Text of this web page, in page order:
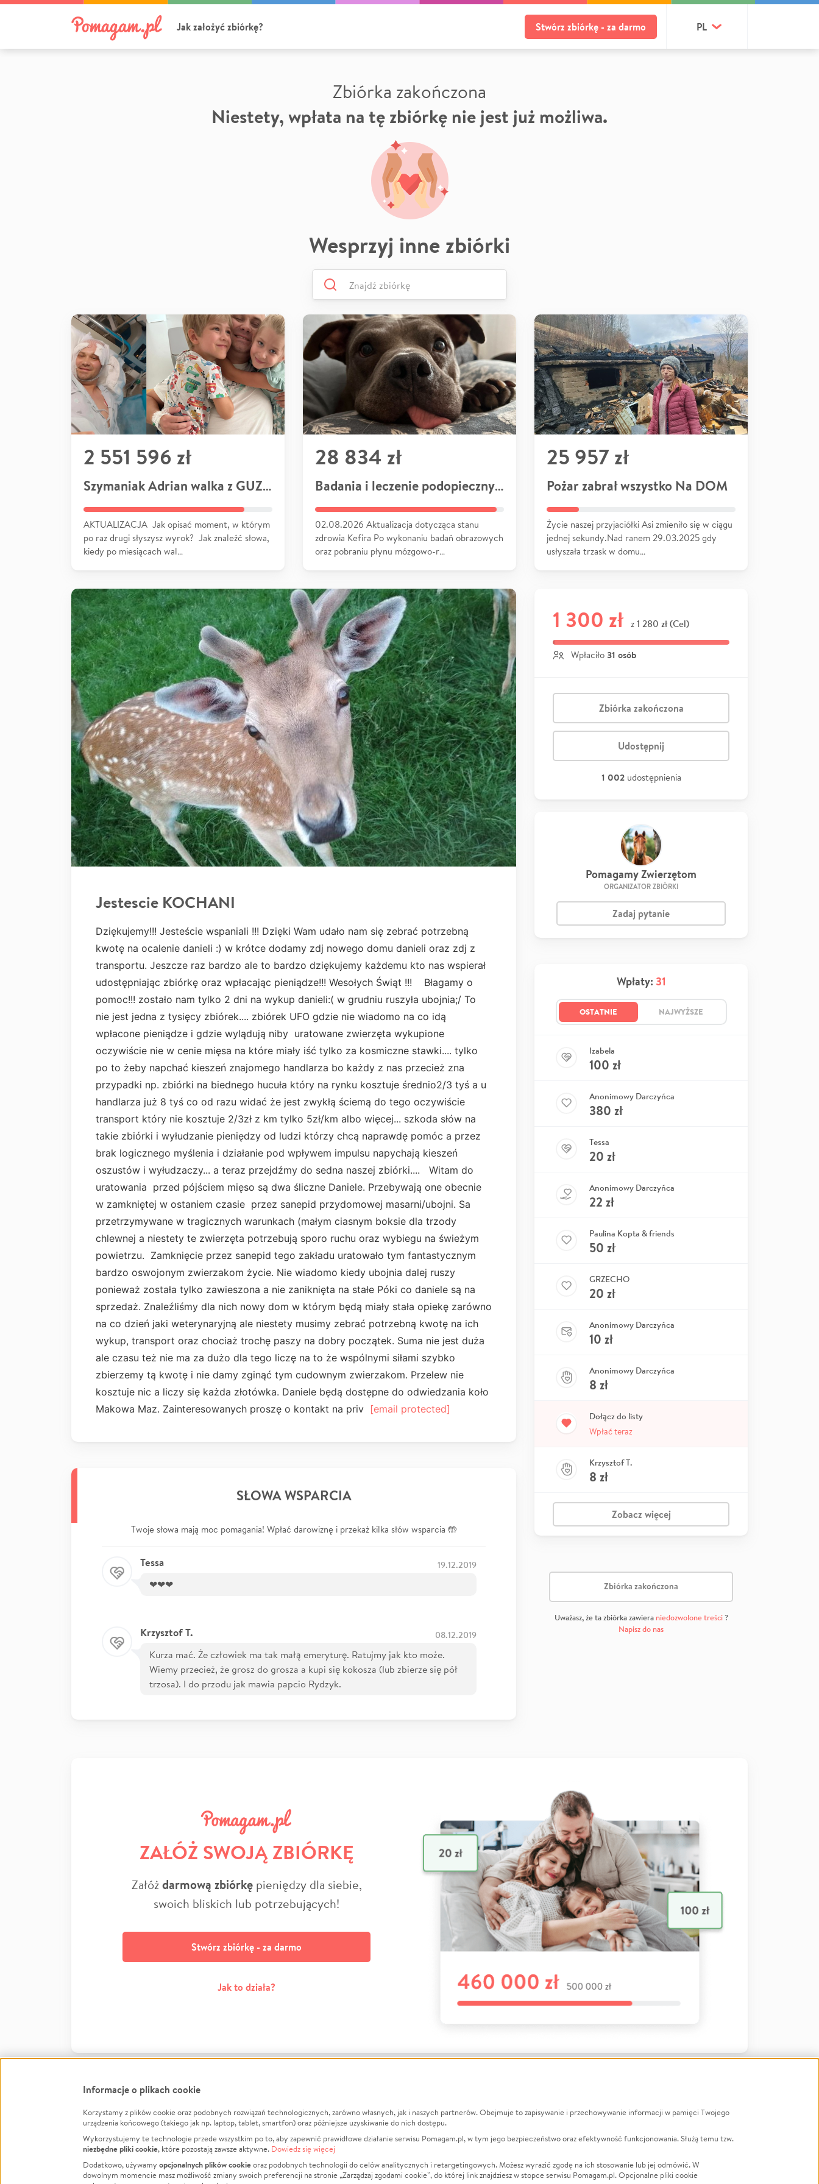
Jak założyć zbiórkę? Stwórz zbiórkę - za darmo PL
Zbiórka zakończona
Niestety, wpłata na tę zbiórkę nie jest już możliwa.
Wesprzyj inne zbiórki
2 551 596 zł
Szymaniak Adrian walka z GUZEM
AKTUALIZACJA Jak opisać moment, w którym
po raz drugi słyszysz wyrok? Jak znaleźć słowa,
kiedy po miesiącach wal…
28 834 zł
Badania i leczenie podopiecznych
02.08.2026 Aktualizacja dotycząca stanu
zdrowia Kefira Po wykonaniu badań obrazowych
oraz pobraniu płynu mózgowo-r…
25 957 zł
Pożar zabrał wszystko Na DOM
Życie naszej przyjaciółki Asi zmieniło się w ciągu
jednej sekundy.Nad ranem 29.03.2025 gdy
usłyszała trzask w domu…
Jestescie KOCHANI
Dziękujemy!!! Jesteście wspaniali !!! Dzięki Wam udało nam się zebrać potrzebną
kwotę na ocalenie danieli :) w krótce dodamy zdj nowego domu danieli oraz zdj z
transportu. Jeszcze raz bardzo ale to bardzo dziękujemy każdemu kto nas wspierał
udostępniając zbiórkę oraz wpłacając pieniądze!!! Wesołych Świąt !!! Błagamy o
pomoc!!! zostało nam tylko 2 dni na wykup danieli:( w grudniu ruszyła ubojnia;/ To
nie jest jedna z tysięcy zbiórek.... zbiórek UFO gdzie nie wiadomo na co idą
wpłacone pieniądze i gdzie wylądują niby uratowane zwierzęta wykupione
oczywiście nie w cenie mięsa na które miały iść tylko za kosmiczne stawki.... tylko
po to żeby napchać kieszeń znajomego handlarza bo każdy z nas przecież zna
przypadki np. zbiórki na biednego hucuła który na rynku kosztuje średnio2/3 tyś a u
handlarza już 8 tyś co od razu widać że jest zwykłą ściemą do tego oczywiście
transport który nie kosztuje 2/3zł z km tylko 5zł/km albo więcej... szkoda słów na
takie zbiórki i wyłudzanie pieniędzy od ludzi którzy chcą naprawdę pomóc a przez
brak logicznego myślenia i działanie pod wpływem impulsu napychają kieszeń
oszustów i wyłudzaczy... a teraz przejdźmy do sedna naszej zbiórki.... Witam do
uratowania przed pójściem mięso są dwa śliczne Daniele. Przebywają one obecnie
w zamkniętej w ostaniem czasie przez sanepid przydomowej masarni/ubojni. Sa
przetrzymywane w tragicznych warunkach (małym ciasnym boksie dla trzody
chlewnej a niestety te zwierzęta potrzebują sporo ruchu oraz wybiegu na świeżym
powietrzu. Zamknięcie przez sanepid tego zakładu uratowało tym fantastycznym
bardzo oswojonym zwierzakom życie. Nie wiadomo kiedy ubojnia dalej ruszy
ponieważ została tylko zawieszona a nie zaniknięta na stałe Póki co daniele są na
sprzedaż. Znaleźliśmy dla nich nowy dom w którym będą miały stała opiekę zarówno
na co dzień jaki weterynaryjną ale niestety musimy zebrać potrzebną kwotę na ich
wykup, transport oraz chociaż trochę paszy na dobry początek. Suma nie jest duża
ale czasu też nie ma za dużo dla tego liczę na to że wspólnymi siłami szybko
zbierzemy tą kwotę i nie damy zginąć tym cudownym zwierzakom. Przelew nie
kosztuje nic a liczy się każda złotówka. Daniele będą dostępne do odwiedzania koło
Makowa Maz. Zainteresowanych proszę o kontakt na priv [email protected]
SŁOWA WSPARCIA
Twoje słowa mają moc pomagania! Wpłać darowiznę i przekaż kilka słów wsparcia 🤲
Tessa 19.12.2019
❤❤❤
Krzysztof T. 08.12.2019
Kurza mać. Że człowiek ma tak małą emeryturę. Ratujmy jak kto może.
Wiemy przecież, że grosz do grosza a kupi się kokosza (lub zbierze się pół
trzosa). I do przodu jak mawia papcio Rydzyk.
1 300 zł z 1 280 zł (Cel)
Wpłaciło 31 osób
Zbiórka zakończona
Udostępnij
1 002 udostępnienia
Pomagamy Zwierzętom
ORGANIZATOR ZBIÓRKI
Zadaj pytanie
Wpłaty: 31
OSTATNIE NAJWYŻSZE
Izabela
100 zł
Anonimowy Darczyńca
380 zł
Tessa
20 zł
Anonimowy Darczyńca
22 zł
Paulina Kopta & friends
50 zł
GRZECHO
20 zł
Anonimowy Darczyńca
10 zł
Anonimowy Darczyńca
8 zł
Dołącz do listy
Wpłać teraz
Krzysztof T.
8 zł
Zobacz więcej
Zbiórka zakończona
Uważasz, że ta zbiórka zawiera niedozwolone treści?
Napisz do nas
ZAŁÓŻ SWOJĄ ZBIÓRKĘ
Załóżdarmową zbiórkępieniędzy dla siebie,
swoich bliskich lub potrzebujących!
Stwórz zbiórkę - za darmo
Jak to działa?
FacebookTwitter Instagram
Informacje
Jak to działa?
Regulamin
Polityka Prywatności
O nas
Opinie
Raporty
Za darmo
Zbieraj na
Leczenie
Zwierzęta
Pożar
LGBTQ+
Powódź
Wichura
Informacje o plikach cookie
Korzystamy z plików cookie oraz podobnych rozwiązań technologicznych, zarówno własnych, jak i naszych partnerów. Obejmuje to zapisywanie i przechowywanie informacji w pamięci Twojego
urządzenia końcowego (takiego jak np. laptop, tablet, smartfon) oraz późniejsze uzyskiwanie do nich dostępu.
Wykorzystujemy te technologie przede wszystkim po to, aby zapewnić prawidłowe działanie serwisu Pomagam.pl, w tym jego bezpieczeństwo oraz efektywność funkcjonowania. Służą temu tzw.
niezbędne pliki cookie, które pozostają zawsze aktywne. Dowiedz się więcej
Dodatkowo, używamy opcjonalnych plików cookieoraz podobnych technologii do celów analitycznych i retargetingowych. Możesz wyrazić zgodę na ich stosowanie lub jej odmówić. W
dowolnym momencie masz możliwość zmiany swoich preferencji na stronie „Zarządzaj zgodami cookie”, do której link znajdziesz w stopce serwisu Pomagam.pl. Opcjonalne pliki cookie